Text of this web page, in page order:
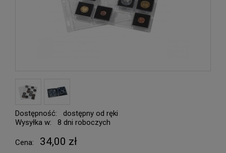
Dostępność:
dostępny od ręki
Wysyłka w:
8 dni roboczych
Cena: 34,00 zł